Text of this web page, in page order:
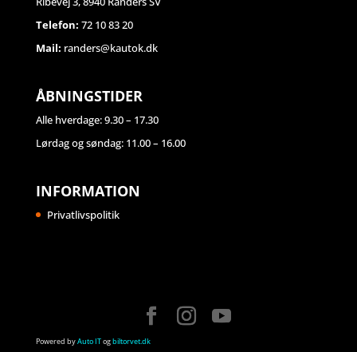
Telefon: 72 10 83 20
Mail: randers@kautok.dk
ÅBNINGSTIDER
Alle hverdage: 9.30 – 17.30
Lørdag og søndag: 11.00 – 16.00
INFORMATION
Privatlivspolitik
Powered byAuto ITogbiltorvet.dk